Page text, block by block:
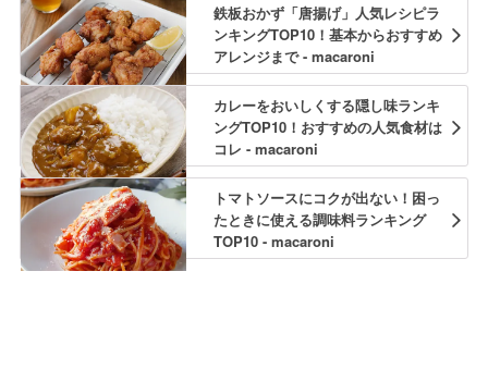
鉄板おかず「唐揚げ」人気レシピラ
ンキングTOP10！基本からおすすめ
アレンジまで - macaroni
カレーをおいしくする隠し味ランキ
ングTOP10！おすすめの人気食材は
コレ - macaroni
トマトソースにコクが出ない！困っ
たときに使える調味料ランキング
TOP10 - macaroni